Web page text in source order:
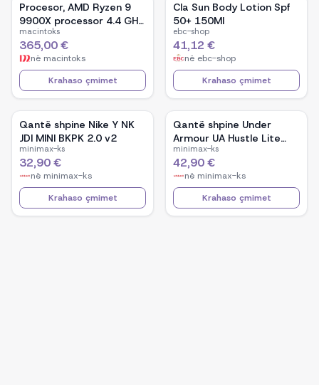
Procesor, AMD Ryzen 9
9900X processor 4.4 GHz
76 MB L2 & L3 Box
macintoks
365,00 €
në macintoks
Krahaso çmimet
Cla Sun Body Lotion Spf
50+ 150Ml
ebc-shop
41,12 €
në ebc-shop
Krahaso çmimet
Qantë shpine Nike Y NK
JDI MINI BKPK 2.0 v2
minimax-ks
32,90 €
në minimax-ks
Krahaso çmimet
Qantë shpine Under
Armour UA Hustle Lite
Backpack
minimax-ks
42,90 €
në minimax-ks
Krahaso çmimet